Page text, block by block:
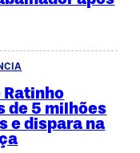
Ratinho
de 5 milhões
e dispara na